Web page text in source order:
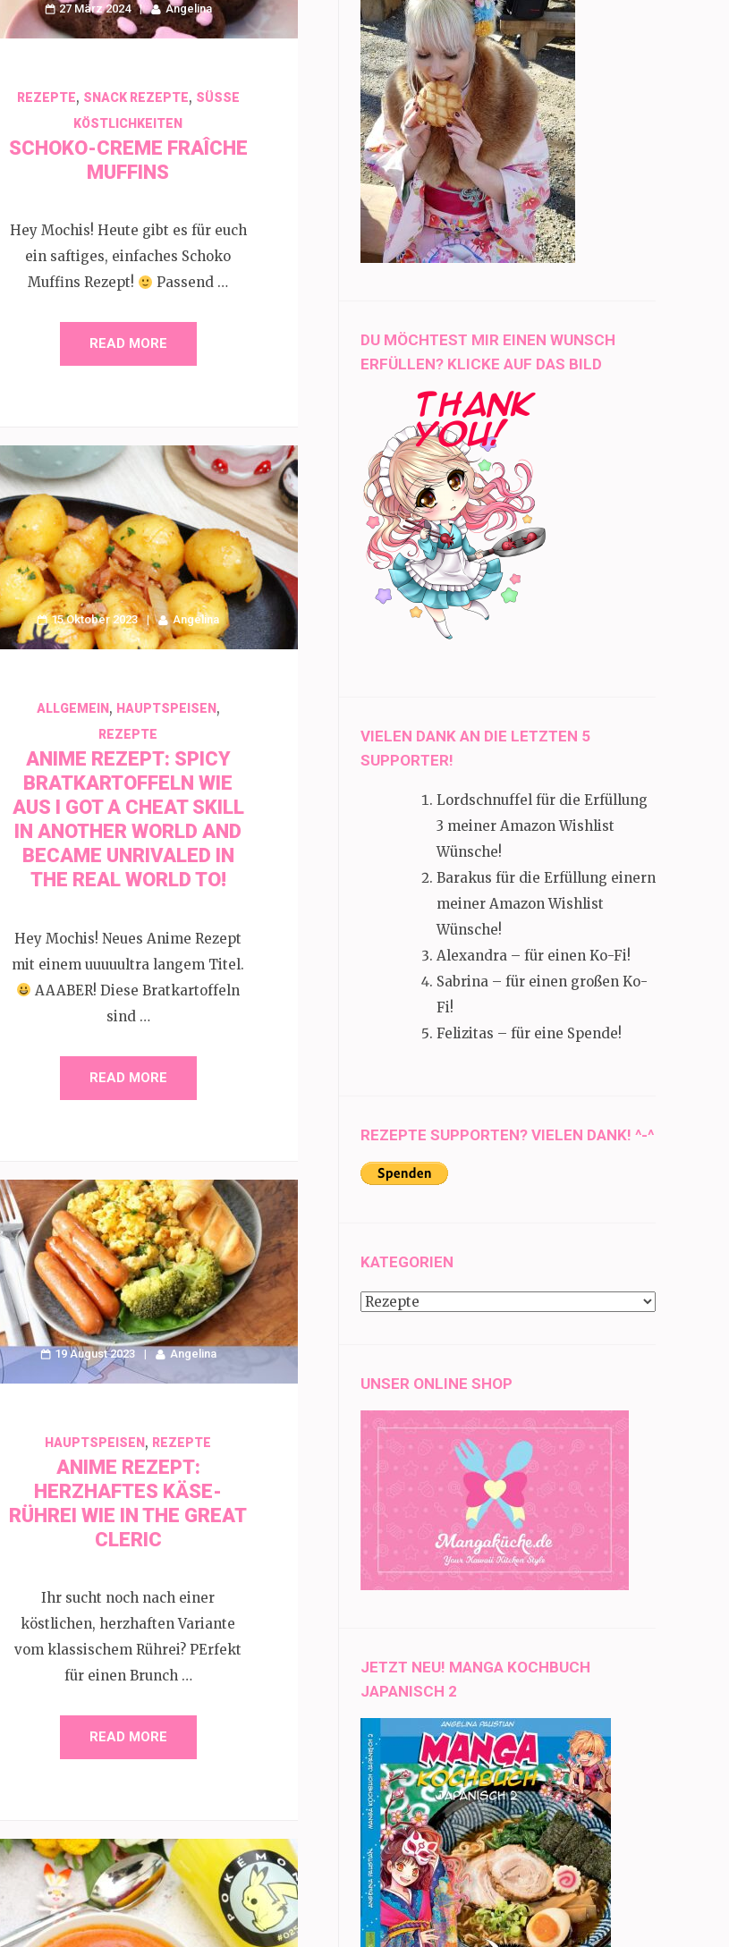
27 März 2024 Angelina
REZEPTE, SNACK REZEPTE, SÜSSE K
ÖSTLICHKEITEN
SCHOKO-CREME FRAÎCHE
MUFFINS
Hey Mochis! Heute gibt es für euch
ein saftiges, einfaches Schoko
Muffins Rezept!
Passend …
READ MORE
15 Oktober 2023 Angelina
ALLGEMEIN, HAUPTSPEISEN,
REZEPTE
ANIME REZEPT: SPICY
BRATKARTOFFELN WIE
AUS I GOT A CHEAT SKILL
IN ANOTHER WORLD AND
BECAME UNRIVALED IN
THE REAL WORLD TO!
Hey Mochis! Neues Anime Rezept
mit einem uuuuultra langem Titel.
AAABER! Diese Bratkartoffeln
sind …
READ MORE
19 August 2023 Angelina
HAUPTSPEISEN , REZEPTE
ANIME REZEPT:
HERZHAFTES KÄSE-
RÜHREI WIE IN THE GREAT
CLERIC
Ihr sucht noch nach einer
köstlichen, herzhaften Variante
vom klassischem Rührei? PErfekt
für einen Brunch …
READ MORE
DU MÖCHTEST MIR EINEN WUNSCH
ERFÜLLEN? KLICKE AUF DAS BILD
VIELEN DANK AN DIE LETZTEN 5
SUPPORTER!
Lordschnuffel für die Erfüllung
3 meiner Amazon Wishlist
Wünsche!
Barakus für die Erfüllung einern
meiner Amazon Wishlist
Wünsche!
Alexandra – für einen Ko-Fi!
Sabrina – für einen großen Ko-
Fi!
Felizitas – für eine Spende!
REZEPTE SUPPORTEN? VIELEN DANK! ^-^
KATEGORIEN
Kategorien
UNSER ONLINE SHOP
JETZT NEU! MANGA KOCHBUCH
JAPANISCH 2